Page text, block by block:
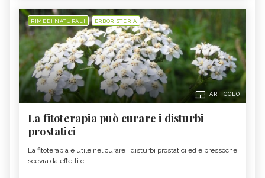
RIMEDI NATURALI ERBORISTERIA
ARTICOLO
La fitoterapia può curare i disturbi
prostatici
La fitoterapia è utile nel curare i disturbi prostatici ed è pressoché
scevra da effetti c...